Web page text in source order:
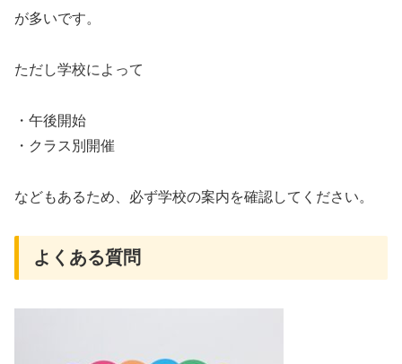
が多いです。
ただし学校によって
・午後開始
・クラス別開催
などもあるため、必ず学校の案内を確認してください。
よくある質問